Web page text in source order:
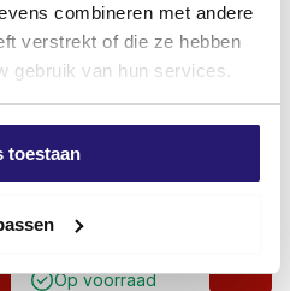
combineren met andere
verstrekt of die ze hebben
gebruik van hun services.
toestaan
Op voorraad